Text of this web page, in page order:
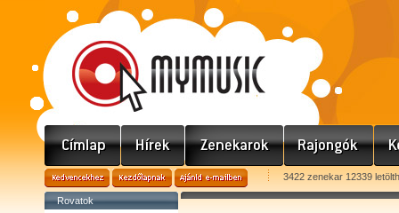
3422 zenekar 12339
Rovatok